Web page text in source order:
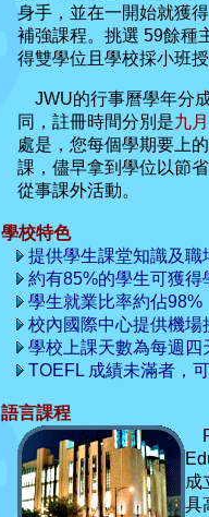
身手，並在一開始就獲
補強課程。挑選 59餘種
得雙學位且學校採小班
JWU的行事曆學年分
同，註冊時間分別是九
處是，您每個學期要上
課，儘早拿到學位以節
從事課外活動。
學校特色
提供學生課堂知識及
約有85%的學生可獲得
學生就業比率約佔98%
校內國際中心提供機場
學校上課天數為每週四
TOEFL 成績未滿者，
語言課程
成
具